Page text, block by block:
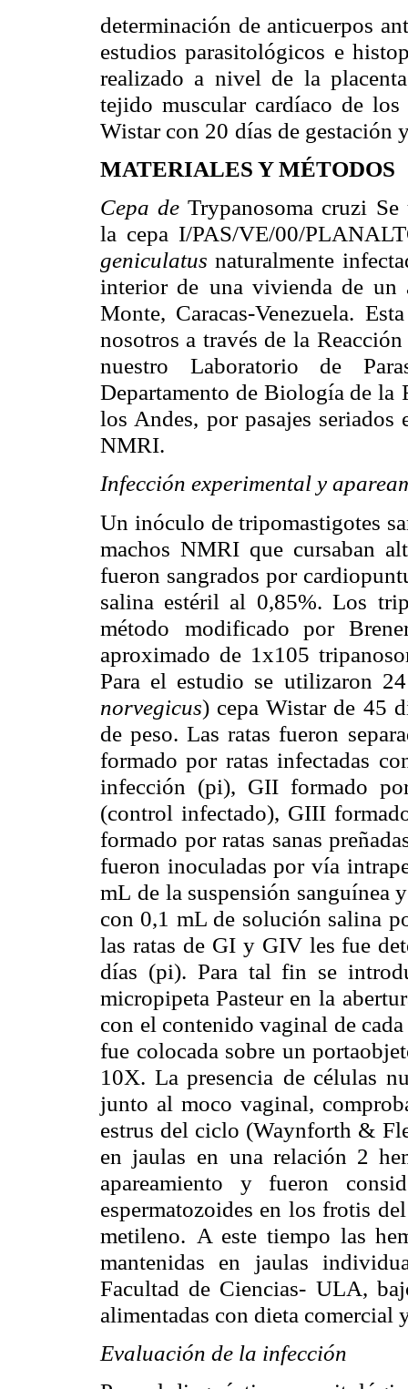
determinación de anticuerpos
estudios parasitológicos e
realizado a nivel de la
tejido muscular cardíaco de los
Wistar con 20 días de gestación
MATERIALES Y MÉTODOS
Cepa de Trypanosoma cruzi Se
la cepa I/PAS/VE/00/
geniculatusnaturalmente
interior de una vivienda de un
Monte, Caracas-Venezuela.
nosotros a través de la
nuestro Laboratorio de
Departamento de Biología de la
los Andes, por pasajes
NMRI.
Infección experimental y
Un inóculo de tripomastigotes
machos NMRI que cursaban
fueron sangrados por
salina estéril al 0,85%. Los
método
modificado por
aproximado de 1x105
Para el estudio se utilizaron
norvegicus) cepa Wistar de 45
de peso. Las ratas fueron
formado por ratas infectadas
infección (pi), GII formado
(control infectado), GIII
formado por ratas sanas
fueron inoculadas por vía
mL de la suspensión sanguínea
con 0,1 mL de solución salina
las ratas de GI y GIV les fue
días (pi). Para tal fin se
micropipeta Pasteur en la
con el contenido vaginal de
fue colocada sobre un
10X. La presencia de células
junto al moco vaginal,
estrus del ciclo (Waynforth &
en jaulas en una relación 2
apareamiento y fueron
espermatozoides en los frotis del
metileno. A este tiempo las
mantenidas en jaulas
Facultad de Ciencias- ULA,
alimentadas con dieta comercial
Evaluación de la infección